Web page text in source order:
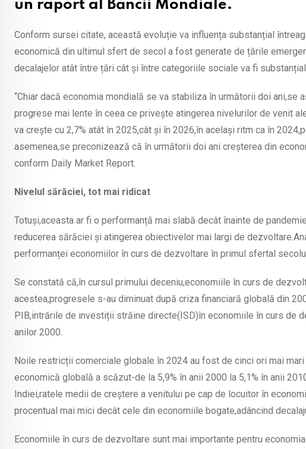
un raport al Băncii Mondiale.
Conform sursei citate, această evoluție va influența substanțial
economică din ultimul sfert de secol a fost generate de țările
decalajelor atât între țări cât și între categoriile sociale va fi
“Chiar dacă economia mondială se va stabiliza în următorii doi
progrese mai lente în ceea ce privește atingerea nivelurilor de venit
va crește cu 2,7% atât în 2025,cât și în 2026,în același ritm ca în
asemenea,se preconizează că în următorii doi ani creșterea din
conform Daily Market Report.
Nivelul sărăciei, tot mai ridicat
Totuși,aceasta ar fi o performanță mai slabă decât înainte de
reducerea sărăciei și atingerea obiectivelor mai largi de
performanței economiilor în curs de dezvoltare în primul sfertal
Se constată că,în cursul primului deceniu,economiile în curs de
acestea,progresele s-au diminuat după criza financiară globală din
PIB,intrările de investiții străine directe(ISD)în economiile în curs de
anilor 2000.
Noile restricții comerciale globale în 2024 au fost de cinci ori mai
economică globală a scăzut-de la 5,9% în anii 2000 la 5,1% în anii
Indiei,ratele medii de creștere a venitului pe cap de locuitor în
procentual mai mici decât cele din economiile bogate,adâncind
Economiile în curs de dezvoltare sunt mai importante pentru